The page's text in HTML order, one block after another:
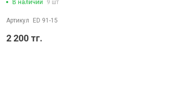
В наличии 9 шт
Артикул ED 91-15
2 200 тг.